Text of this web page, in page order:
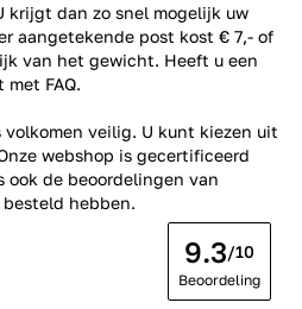
krijgt dan zo snel mogelijk uw
aangetekende post kost € 7,- of
van het gewicht. Heeft u een
met FAQ.
veilig. U kunt kiezen uit
webshop is gecertificeerd
ook de beoordelingen van
hebben.
9.3/10
Beoordeling